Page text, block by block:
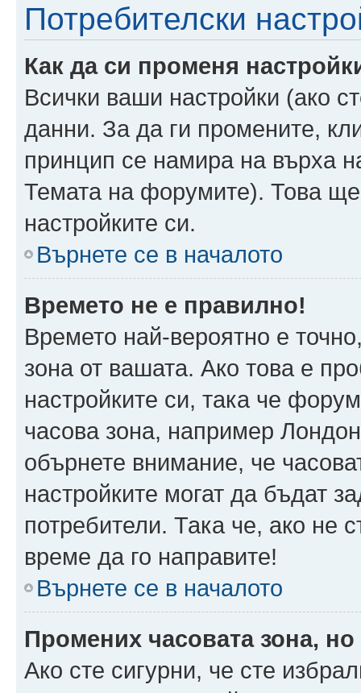
Потребителски
Как да си променя
Всички ваши настройки (ако
данни. За да ги промените,
принцип се намира на върха
Темата на форумите). Това
настройките си.
Върнете се в началото
Времето не е правилно!
Времето най-вероятно е
зона от вашата. Ако това е
настройките си, така че
часова зона, например
обърнете внимание, че
настройките могат да бъдат
потребители. Така че, ако не
време да го направите!
Върнете се в началото
Промених часовата зона,
Ако сте сигурни, че сте